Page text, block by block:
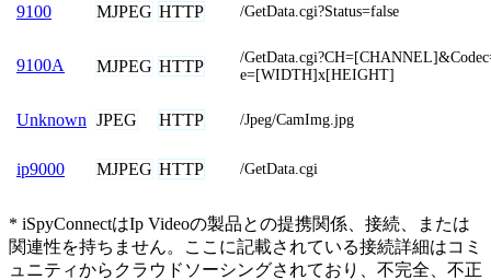
9100 MJPEG HTTP /GetData.cgi?Status=false
9100A MJPEG HTTP
/
e=[WIDTH]x[HEIGHT]
Unknown JPEG HTTP /Jpeg/CamImg.jpg
ip9000 MJPEG HTTP /GetData.cgi
* iSpyConnectはIp Videoの製品との提携関係、接続、または
関連性を持ちません。ここに記載されている接続詳細はコミ
ュニティからクラウドソーシングされており、不完全、不正